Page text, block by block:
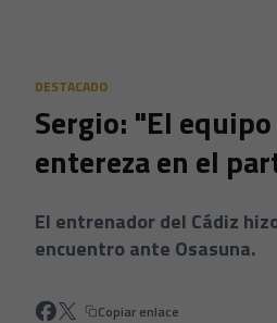
DESTACADO
Sergio: "El
entereza en el
El entrenador del Cádiz
encuentro ante Osasuna.
Copiar enlace